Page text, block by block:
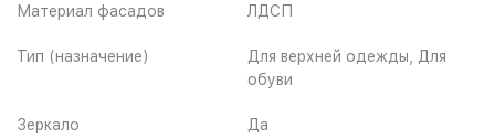
Материал фасадов ЛДСП
Тип (назначение)
Для верхней одежды, Для
обуви
Зеркало Да